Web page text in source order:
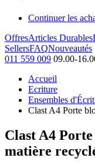
Continuer les
OffresArticles Durables
SellersFAQNouveautés
011 559 009 09.00-
Accueil
Ecriture
Ensembles
Clast A4 Porte
Clast A4
matière